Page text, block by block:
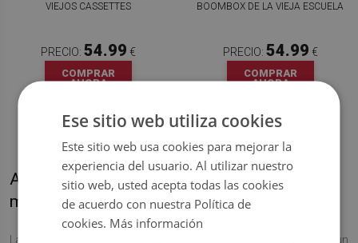
VIEJOS CASSETTES
PRECIO: 54.99 €
COMPRAR
AHORA
BOOMBOX DE LA VIEJA ESCUELA
PRECIO: 54.99 €
COMPRAR
AHORA
Alfombrillas protectoras de escritorio con
motivos musicales
Las alfombrillas de escritorio con un tema musical serán un
Ese sitio web utiliza cookies
Este sitio web usa cookies para mejorar la
experiencia del usuario. Al utilizar nuestro
sitio web, usted acepta todas las cookies
de acuerdo con nuestra Política de
cookies. Más información